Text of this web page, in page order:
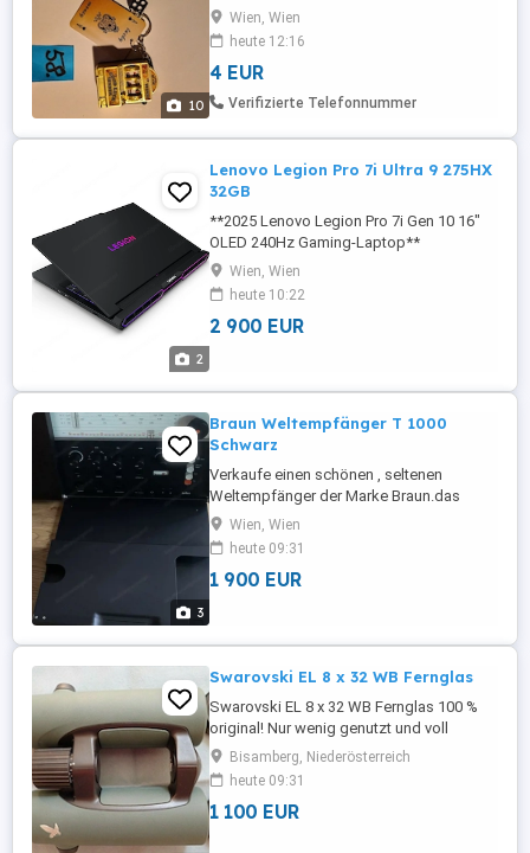
10
von meiner Sammlung zum verhöckern.
Preislich ab 4 . Bei Abnahme mehrerer gibt
es einen super tollen großzügigen
Sonderpreis. Kann auch per Schlüssel--
Post geschickt werden. BITTE luagern Sie
Wien, Wien
heute 12:16
4 EUR
Verifizierte Telefonnummer
2
Lenovo Legion Pro 7i Ultra 9 275HX
32GB
**2025 Lenovo Legion Pro 7i Gen 10 16"
OLED 240Hz Gaming-Laptop**
**Modell:** 16IAX10H Herstellungsdatum:
22. Juni 2026 Zum Verkauf steht ein
**brandneuer, originalverpackter
(werkseitig versiegelter) 2025 Lenovo
befindet sich ...
Wien, Wien
heute 10:22
2 900 EUR
3
Braun Weltempfänger T 1000
Schwarz
Verkaufe einen schönen , seltenen
Weltempfänger der Marke Braun.das
Batteriefach ist sauber und die Antennen
sind gerade. Das originale Netzteil ist
eingebaut.
Wien, Wien
heute 09:31
1 900 EUR
Swarovski EL 8 x 32 WB Fernglas
Swarovski EL 8 x 32 WB Fernglas 100 %
original! Nur wenig genutzt und voll
funktionsfähig. in zugehöriger
Aufbewahrungsbox. Inklusive 2 EL Field
Pro Gurtschlaufenverbinder (Verwendung
mit allen herkömmlichen Gurten).
Bisamberg, Niederösterreich
heute 09:31
1 100 EUR